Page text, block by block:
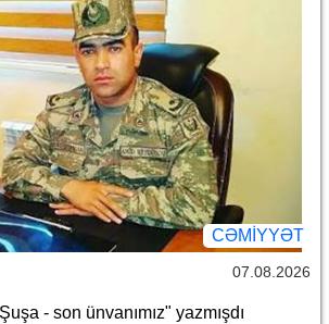
CƏMİYYƏT
07.08.2026
- son ünvanımız" yazmışdı